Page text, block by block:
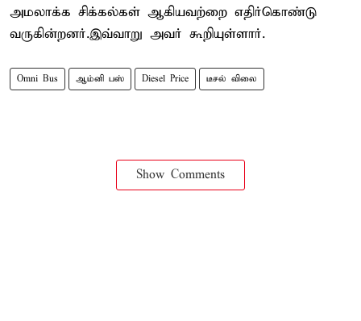
அமலாக்க சிக்கல்கள் ஆகியவற்றை எதிர்கொண்டு
வருகின்றனர்.இவ்வாறு அவர் கூறியுள்ளார்.
Omni Bus ஆம்னி பஸ் Diesel Price டீசல் விலை
Show Comments